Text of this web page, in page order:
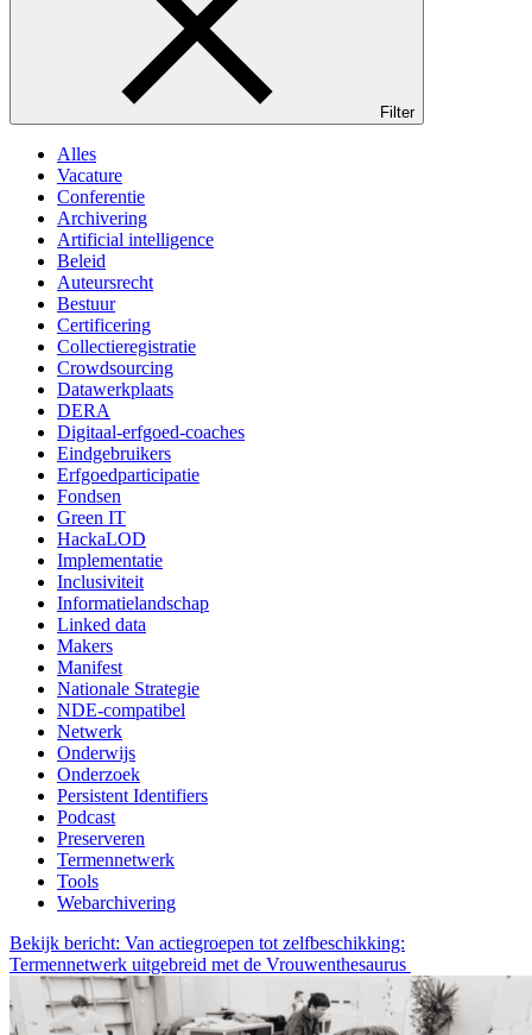
Filter
Alles
Vacature
Conferentie
Archivering
Artificial intelligence
Beleid
Auteursrecht
Bestuur
Certificering
Collectieregistratie
Crowdsourcing
Datawerkplaats
DERA
Digitaal-erfgoed-coaches
Eindgebruikers
Erfgoedparticipatie
Fondsen
Green IT
HackaLOD
Implementatie
Inclusiviteit
Informatielandschap
Linked data
Makers
Manifest
Nationale Strategie
NDE-compatibel
Netwerk
Onderwijs
Onderzoek
Persistent Identifiers
Podcast
Preserveren
Termennetwerk
Tools
Webarchivering
Bekijk bericht: Van actiegroepen tot zelfbeschikking:
Termennetwerk uitgebreid met de Vrouwenthesaurus